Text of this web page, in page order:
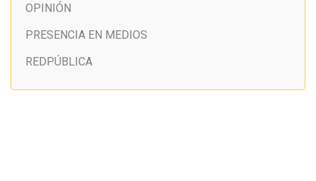
OPINIÓN
PRESENCIA EN MEDIOS
REDPÚBLICA